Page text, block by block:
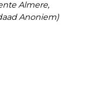
Almere,
Anoniem)